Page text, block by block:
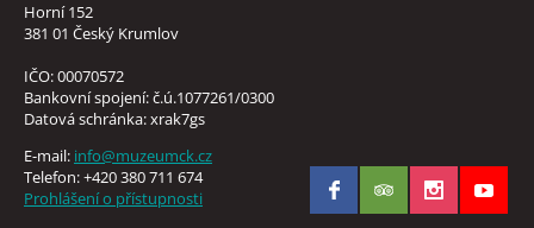
Horní 152
381 01 Český Krumlov
IČO: 00070572
Bankovní spojení: č.ú.1077261/0300
Datová schránka: xrak7gs
E-mail: info@muzeumck.cz
Telefon: +420 380 711 674
Prohlášení o přístupnosti